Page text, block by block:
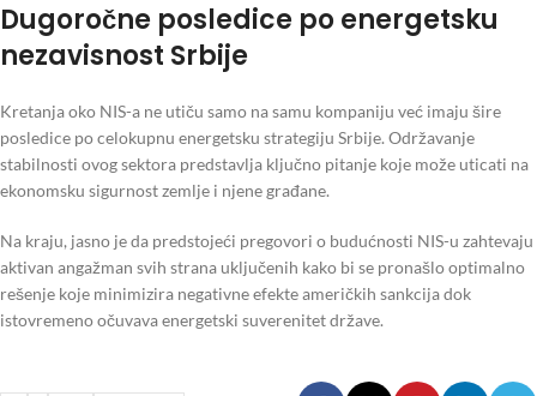
Dugoročne posledice po energetsku
nezavisnost Srbije
Kretanja oko NIS-a ne utiču samo na samu kompaniju već imaju šire
posledice po celokupnu energetsku strategiju Srbije. Održavanje
stabilnosti ovog sektora predstavlja ključno pitanje koje može uticati na
ekonomsku sigurnost zemlje i njene građane.
Na kraju, jasno je da predstojeći pregovori o budućnosti NIS-u zahtevaju
aktivan angažman svih strana uključenih kako bi se pronašlo optimalno
rešenje koje minimizira negativne efekte američkih sankcija dok
istovremeno očuvava energetski suverenitet države.